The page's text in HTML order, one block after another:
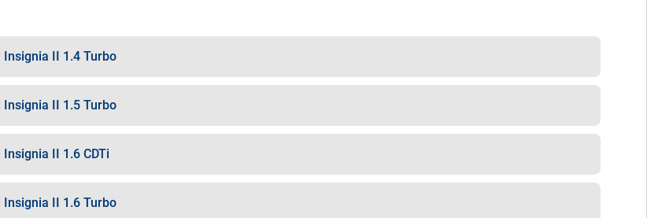
Insignia II 1.4 Turbo
Insignia II 1.5 Turbo
Insignia II 1.6 CDTi
Insignia II 1.6 Turbo